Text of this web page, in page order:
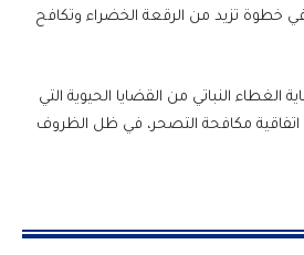
في خطوة تزيد من الرقعة الخضراء وتكافح
النباتي من القضايا الحيوية التي
اتفاقية مكافحة التصحر، في ظل الظروف